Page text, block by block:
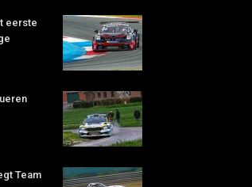
eerste
Team